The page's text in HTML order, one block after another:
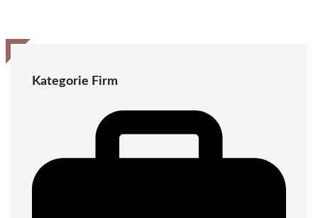
Kategorie Firm